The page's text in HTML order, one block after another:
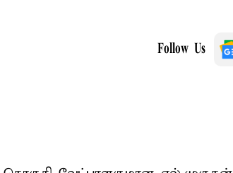
Follow Us